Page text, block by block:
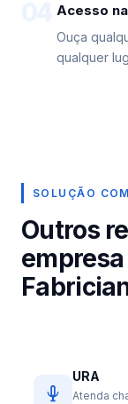
Acesso
Ouça
qualquer
SOLUÇÃO
Outros
URA
Atenda